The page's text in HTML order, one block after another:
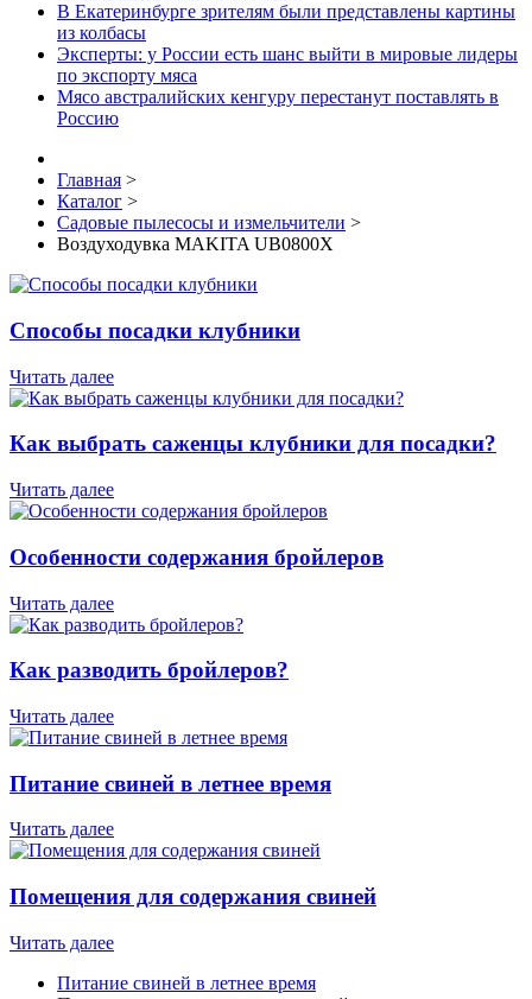
В Екатеринбурге зрителям были представлены картины
из колбасы
Эксперты: у России есть шанс выйти в мировые лидеры
по экспорту мяса
Мясо австралийских кенгуру перестанут поставлять в
Россию
Главная >
Каталог >
Садовые пылесосы и измельчители >
Воздуходувка MAKITA UB0800X
Способы посадки клубники
Читать далее
Как выбрать саженцы клубники для посадки?
Читать далее
Особенности содержания бройлеров
Читать далее
Как разводить бройлеров?
Читать далее
Питание свиней в летнее время
Читать далее
Помещения для содержания свиней
Читать далее
Питание свиней в летнее время